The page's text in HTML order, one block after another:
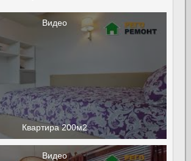
Видео
Квартира 200м2
Видео